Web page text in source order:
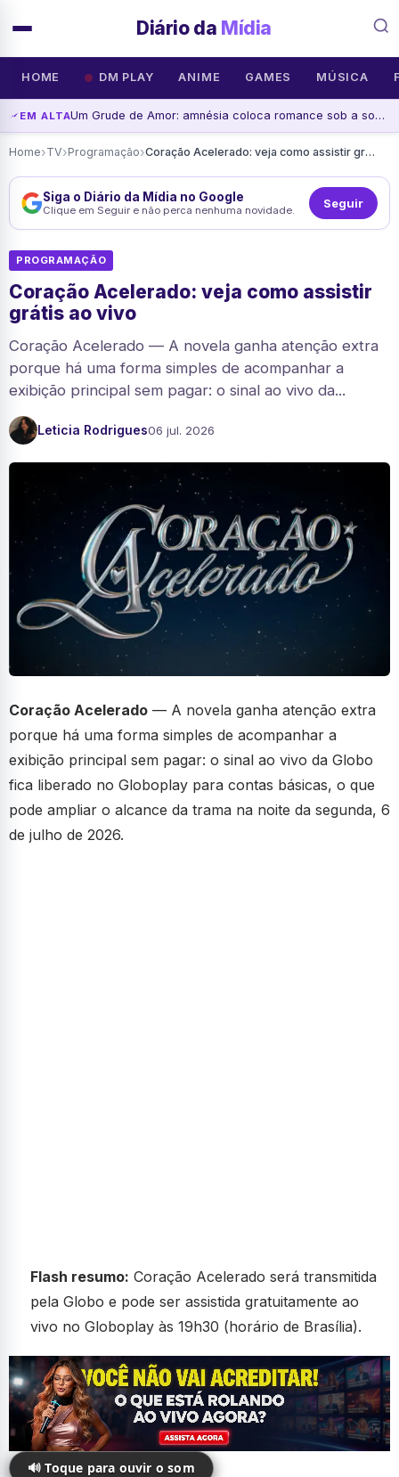
Diário da Mídia
HOME DM PLAY ANIME GAMES MÚSICA
EM ALTA Um Grude de Amor: amnésia coloca romance sob a sombra de um chefe criminoso
Home›TV›Programação› Coração Acelerado: veja como assistir grátis ao vivo
Siga o Diário da Mídia no Google
Clique em Seguir e não perca nenhuma novidade. Seguir
PROGRAMAÇÃO
Coração Acelerado: veja como assistir
grátis ao vivo
Coração Acelerado — A novela ganha atenção extra
porque há uma forma simples de acompanhar a
exibição principal sem pagar: o sinal ao vivo da...
Leticia Rodrigues06 jul. 2026
Coração Acelerado — A novela ganha atenção extra
porque há uma forma simples de acompanhar a
exibição principal sem pagar: o sinal ao vivo da Globo
fica liberado no Globoplay para contas básicas, o que
pode ampliar o alcance da trama na noite da segunda, 6
de julho de 2026.
Flash resumo: Coração Acelerado será transmitida
pela Globo e pode ser assistida gratuitamente ao
vivo no Globoplay às 19h30 (horário de Brasília).
🔊 Toque para ouvir o som